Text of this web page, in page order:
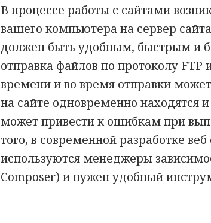
В процессе работы с сайтами
вашего компьютера на сервер
должен быть удобным, быстрым и
отправка файлов по протоколу FTP
времени и во время отправки
на сайте одновременно находятся
может привести к ошибкам при
того, в современной разработке веб
используются менеджеры
Composer) и нужен удобный